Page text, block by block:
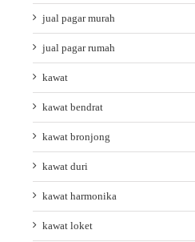
Keunggulan Plafon PVC apa saja?
May 11th, 2026 | 0 Comments
jual pagar murah
jual pagar rumah
kawat
kawat bendrat
kawat bronjong
kawat duri
kawat harmonika
kawat loket